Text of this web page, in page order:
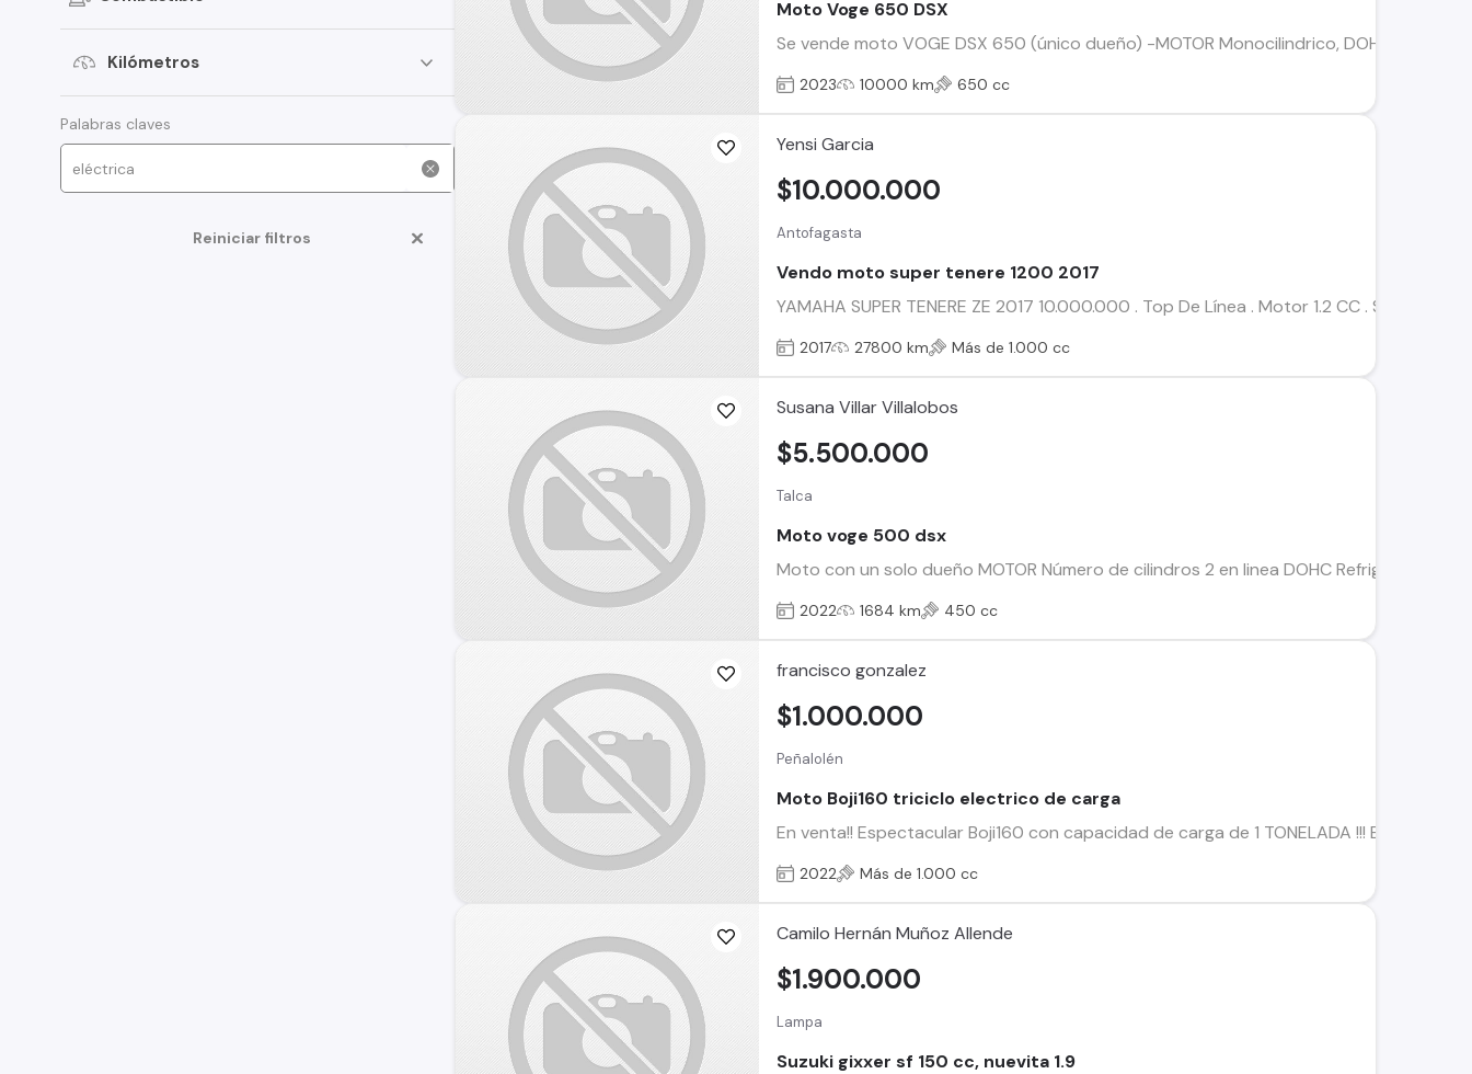
Kilómetros
Palabras claves
Reiniciar filtros
Moto Voge 650 DSX
Se vende moto VOGE DSX 650 (único dueño) -MOTOR Monocilindrico, DOHC, 4
2023 10000 km 650 cc
Yensi Garcia
Antofagasta
Vendo moto super tenere 1200 2017
YAMAHA SUPER TENERE ZE 2017 10.000.000 . Top De Línea . Motor 1.2 CC .
$10.000.000
2017 27800 km Más de 1.000 cc
Susana Villar Villalobos
Talca
Moto voge 500 dsx
Moto con un solo dueño MOTOR Número de cilindros 2 en linea DOHC Refrigeración
$5.500.000
2022 1684 km 450 cc
francisco gonzalez
Peñalolén
Moto Boji160 triciclo electrico de carga
En venta!! Espectacular Boji160 con capacidad de carga de 1 TONELADA !!! El mas
$1.000.000
2022 Más de 1.000 cc
Camilo Hernán Muñoz Allende
Lampa
Suzuki gixxer sf 150 cc, nuevita 1.9
$1.900.000